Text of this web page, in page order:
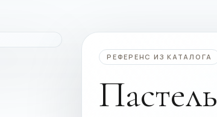
РЕФЕРЕНС ИЗ КАТАЛОГА
Пастель